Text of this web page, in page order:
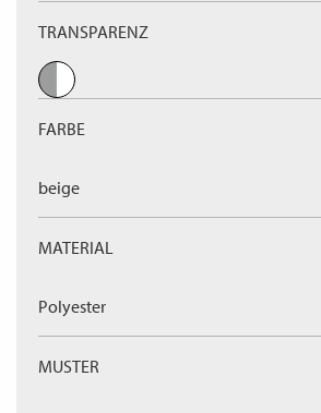
TRANSPARENZ
FARBE
beige
MATERIAL
Polyester
MUSTER